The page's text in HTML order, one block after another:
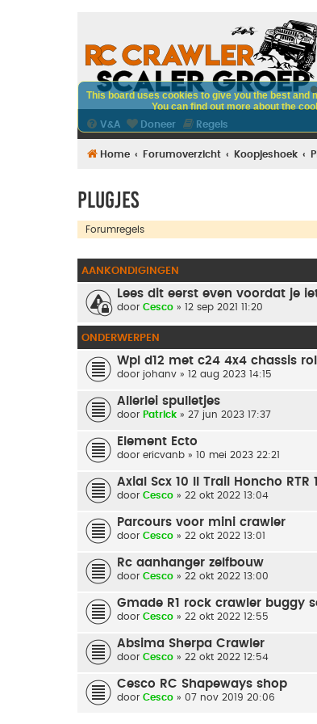
V&A Doneer Regels
Home Forumoverzicht Koopjeshoek
Plugjes
Forumregels
AANKONDIGINGEN
Lees dit eerst even voordat je
door Cesco » 12 sep 2021 11:20
ONDERWERPEN
Wpl d12 met c24 4x4 chassis
door johanv » 12 aug 2023 14:15
Allerlei spulletjes
door Patrick » 27 jun 2023 17:37
Element Ecto
door ericvanb » 10 mei 2023 22:21
Axial Scx 10 II Trail Honcho RTR
door Cesco » 22 okt 2022 13:04
Parcours voor mini crawler
door Cesco » 22 okt 2022 13:01
Rc aanhanger zelfbouw
door Cesco » 22 okt 2022 13:00
Gmade R1 rock crawler buggy
door Cesco » 22 okt 2022 12:55
Absima Sherpa Crawler
door Cesco » 22 okt 2022 12:54
Cesco RC Shapeways shop
door Cesco » 07 nov 2019 20:06
This board uses cookies to give you the best
You can find out more about the